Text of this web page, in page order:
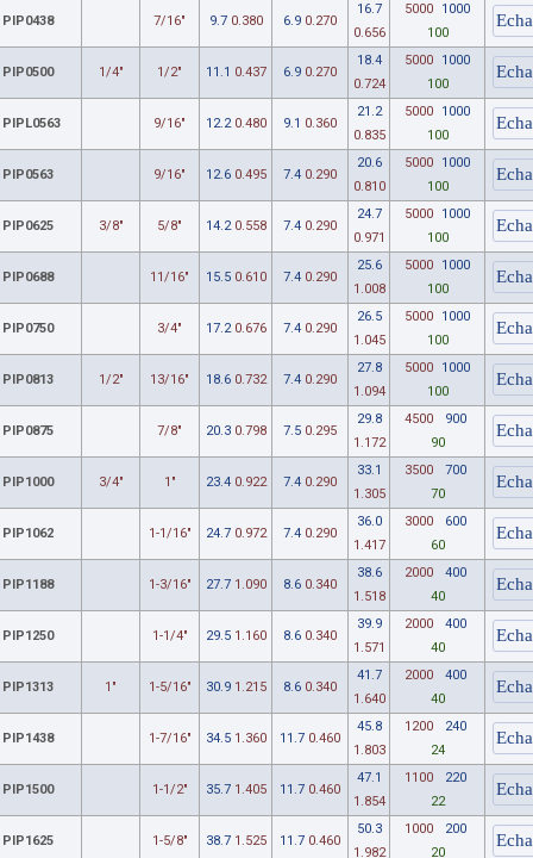
PIP0438 7/16" 9.7 0.380 6.9 0.270
16.7
0.656
5000
1000
100
PIP0500 1/4" 1/2" 11.1 0.437 6.9 0.270
18.4
0.724
5000
1000
100
PIPL0563 9/16" 12.2 0.480 9.1 0.360
21.2
0.835
5000
1000
100
PIP0563 9/16" 12.6 0.495 7.4 0.290
20.6
0.810
5000
1000
100
PIP0625 3/8" 5/8" 14.2 0.558 7.4 0.290
24.7
0.971
5000
1000
100
PIP0688 11/16" 15.5 0.610 7.4 0.290
25.6
1.008
5000
1000
100
PIP0750 3/4" 17.2 0.676 7.4 0.290
26.5
1.045
5000
1000
100
PIP0813 1/2" 13/16" 18.6 0.732 7.4 0.290
27.8
1.094
5000
1000
100
PIP0875 7/8" 20.3 0.798 7.5 0.295
29.8
1.172
4500
900
90
PIP1000 3/4" 1" 23.4 0.922 7.4 0.290
33.1
1.305
3500
700
70
PIP1062 1-1/16" 24.7 0.972 7.4 0.290
36.0
1.417
3000
600
60
PIP1188 1-3/16" 27.7 1.090 8.6 0.340
38.6
1.518
2000
400
40
PIP1250 1-1/4" 29.5 1.160 8.6 0.340
39.9
1.571
2000
400
40
PIP1313 1" 1-5/16" 30.9 1.215 8.6 0.340
41.7
1.640
2000
400
40
PIP1438 1-7/16" 34.5 1.360 11.7 0.460
45.8
1.803
1200
240
24
PIP1500 1-1/2" 35.7 1.405 11.7 0.460
47.1
1.854
1100
220
22
PIP1625 1-5/8" 38.7 1.525 11.7 0.460
50.3
1.982
1000
200
20